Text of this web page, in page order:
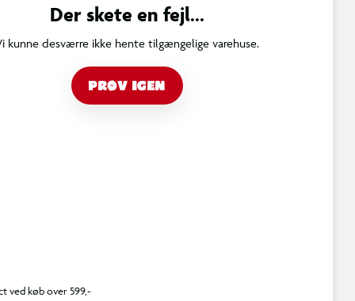
Der skete en fejl...
kunne desværre ikke hente tilgængelige varehuse.
PRØV IGEN
ved køb over 599,-